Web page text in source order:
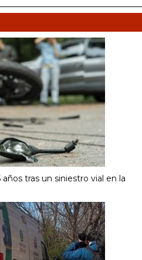
tras un siniestro vial en la